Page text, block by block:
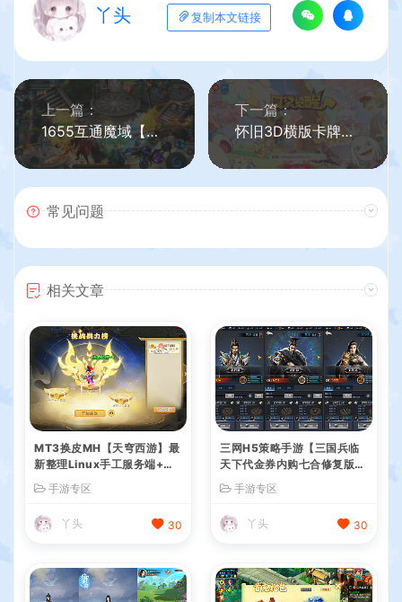
丫头 复制本文链接
上一篇：
1655互通魔域【真混沌版本】最新整理Win系半手工服务端+本地验证+本地注册+全套工具+详细搭建教程
下一篇：
怀旧3D横版卡牌回合手游【口袋觉醒27SS闪光超梦X】最新整理Ubuntu手工服务端+管理后台+GM授权后台+安卓苹果双端+详细搭建教程
常见问题
相关文章
MT3换皮MH【天穹西游】最
新整理Linux手工服务端+安
建教程+全套源码+视频教程
手游专区
丫头 30
三网H5策略手游【三国兵临
天下代金券内购七合修复版】
+Linux手工服务端+管理后台
+GM授权后台+简易安卓客户
端+详细搭建教程+视频教程
手游专区
丫头 30